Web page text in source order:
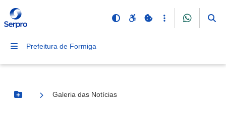
Prefeitura de Formiga
Botão Menu
Galeria das Notícias